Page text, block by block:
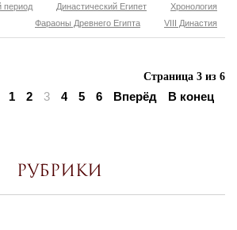
Хронология
Династический Египет
период
VIII Династия
Фараоны Древнего Египта
Страница 3 из 6
1 2 3 4 5 6 Вперёд В конец
Рубрики